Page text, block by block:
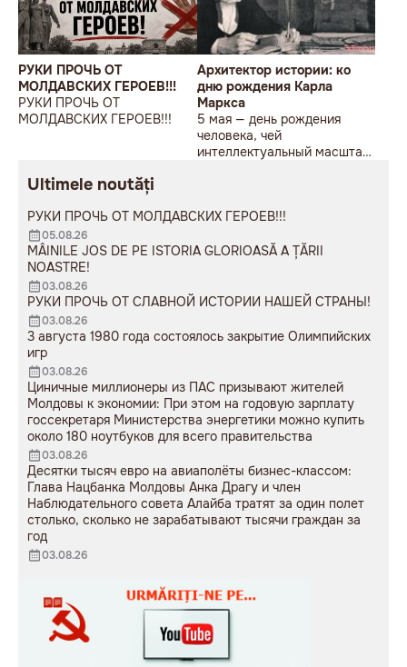
РУКИ ПРОЧЬ ОТ
МОЛДАВСКИХ ГЕРОЕВ!!!
РУКИ ПРОЧЬ ОТ
МОЛДАВСКИХ ГЕРОЕВ!!!
Архитектор истории: ко
дню рождения Карла
Маркса
5 мая — день рождения
человека, чей
интеллектуальный масштаб
Ultimele noutăți
РУКИ ПРОЧЬ ОТ МОЛДАВСКИХ ГЕРОЕВ!!!
05.08.26
MÂINILE JOS DE PE ISTORIA GLORIOASĂ A ȚĂRII
NOASTRE!
03.08.26
РУКИ ПРОЧЬ ОТ СЛАВНОЙ ИСТОРИИ НАШЕЙ СТРАНЫ!
03.08.26
3 августа 1980 года состоялось закрытие Олимпийских
игр
03.08.26
Циничные миллионеры из ПАС призывают жителей
Молдовы к экономии: При этом на годовую зарплату
госсекретаря Министерства энергетики можно купить
около 180 ноутбуков для всего правительства
03.08.26
Десятки тысяч евро на авиаполёты бизнес-классом:
Глава Нацбанка Молдовы Анка Драгу и член
Наблюдательного совета Алайба тратят за один полет
столько, сколько не зарабатывают тысячи граждан за
год
03.08.26